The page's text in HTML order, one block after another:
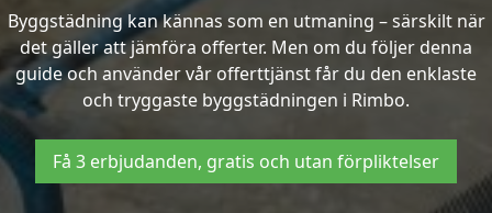
Byggstädning kan kännas som en utmaning – särskilt när
det gäller att jämföra offerter. Men om du följer denna
guide och använder vår offerttjänst får du den enklaste
och tryggaste byggstädningen i Rimbo.
Få 3 erbjudanden, gratis och utan förpliktelser